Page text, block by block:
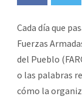
Cada día que
Fuerzas
del Pueblo
o las palabras
cómo la